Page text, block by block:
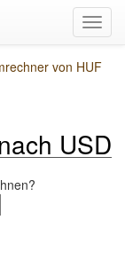
von HUF
USD